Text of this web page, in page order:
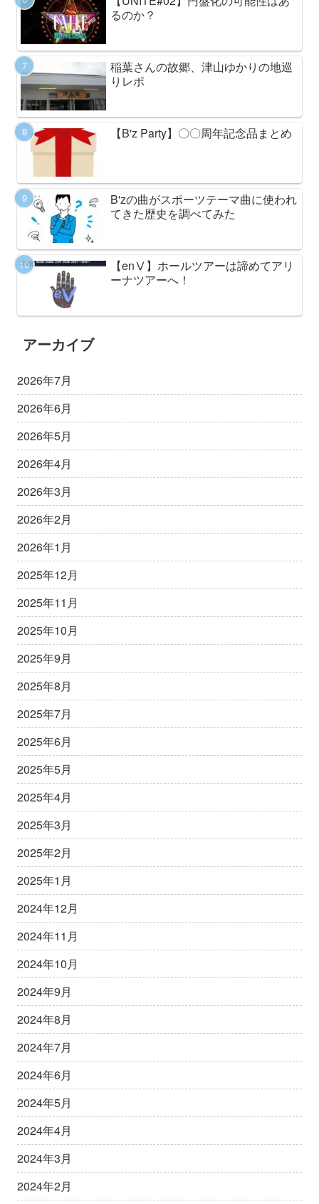
るのか？
稲葉さんの故郷、津山ゆかりの地巡
りレポ
【B'z Party】〇〇周年記念品まとめ
B'zの曲がスポーツテーマ曲に使われ
てきた歴史を調べてみた
【enⅤ】ホールツアーは諦めてアリ
ーナツアーへ！
アーカイブ
2026年7月
2026年6月
2026年5月
2026年4月
2026年3月
2026年2月
2026年1月
2025年12月
2025年11月
2025年10月
2025年9月
2025年8月
2025年7月
2025年6月
2025年5月
2025年4月
2025年3月
2025年2月
2025年1月
2024年12月
2024年11月
2024年10月
2024年9月
2024年8月
2024年7月
2024年6月
2024年5月
2024年4月
2024年3月
2024年2月